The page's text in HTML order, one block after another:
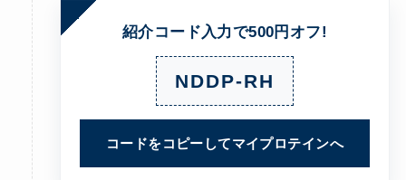
紹介コード入力で500円オフ!
NDDP-RH
コードをコピーしてマイプロテインへ